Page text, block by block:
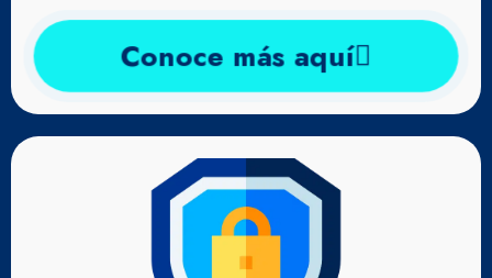
Conoce más aquí